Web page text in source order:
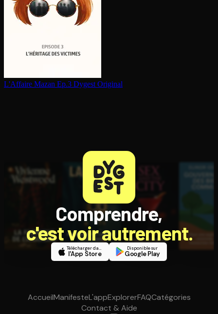
L'Affaire Mazan Ep.3 Dygest Original
Comprendre,
c'est voir autrement.
Télécharger dans
l'App Store
Disponible sur
Google Play
AccueilManifesteL'appExplorerFAQCatégories
Contact & Aide